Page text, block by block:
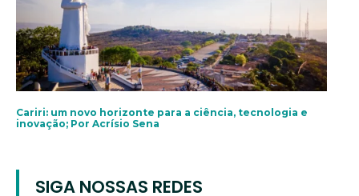
Cariri: um novo horizonte para a ciência, tecnologia e
inovação; Por Acrísio Sena
SIGA NOSSAS REDES